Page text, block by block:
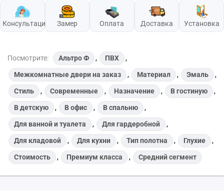
Консультация Замер Оплата Доставка Установка
Посмотрите: Альтро Ф , ПВХ ,
Межкомнатные двери на заказ , Материал , Эмаль ,
Стиль , Современные , Назначение , В гостиную ,
В детскую , В офис , В спальню ,
Для ванной и туалета , Для гардеробной ,
Для кладовой , Для кухни , Тип полотна , Глухие ,
Стоимость , Премиум класса , Средний сегмент